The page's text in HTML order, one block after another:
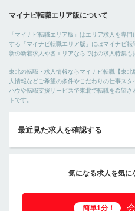
マイナビ転職エリア版について
「マイナビ転職エリア版」はエリア求人を専門
する「マイナビ転職エリア版」にはマイナビ
新の新着求人や各エリアならではの求人特集も
東北の転職・求人情報ならマイナビ転職【東
人情報などご希望の条件やこだわりの仕事ス
ハウや転職支援サービスで東北で転職を希望
トです。
最近見た求人を確認する
気になる求人を気に
簡単1分！